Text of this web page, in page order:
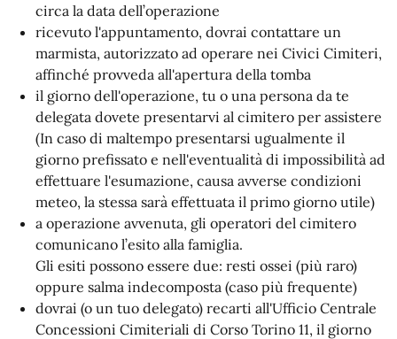
circa la data dell’operazione
ricevuto l'appuntamento, dovrai contattare un
marmista, autorizzato ad operare nei Civici Cimiteri,
affinché provveda all'apertura della tomba
il giorno dell'operazione, tu o una persona da te
delegata dovete presentarvi al cimitero per assistere
(In caso di maltempo presentarsi ugualmente il
giorno prefissato e nell'eventualità di impossibilità ad
effettuare l'esumazione, causa avverse condizioni
meteo, la stessa sarà effettuata il primo giorno utile)
a operazione avvenuta, gli operatori del cimitero
comunicano l’esito alla famiglia.
Gli esiti possono essere due: resti ossei (più raro)
oppure salma indecomposta (caso più frequente)
dovrai (o un tuo delegato) recarti all'Ufficio Centrale
Concessioni Cimiteriali di Corso Torino 11, il giorno